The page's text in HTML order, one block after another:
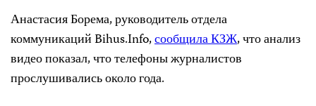
Анастасия Борема, руководитель отдела
коммуникаций Bihus.Info,сообщила КЗЖ, что анализ
видео показал, что телефоны журналистов
прослушивались около года.